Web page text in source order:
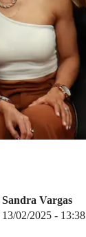
Sandra Vargas
13/02/2025 - 13:38